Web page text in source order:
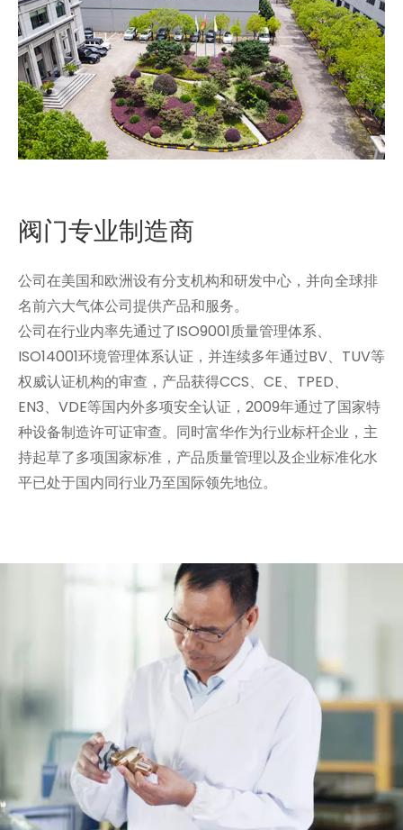
阀门专业制造商
公司在美国和欧洲设有分支机构和研发中心，并向全球排
名前六大气体公司提供产品和服务。
公司在行业内率先通过了ISO9001质量管理体系、
ISO14001环境管理体系认证，并连续多年通过BV、TUV等
权威认证机构的审查，产品获得CCS、CE、TPED、
EN3、VDE等国内外多项安全认证，2009年通过了国家特
种设备制造许可证审查。同时富华作为行业标杆企业，主
持起草了多项国家标准，产品质量管理以及企业标准化水
平已处于国内同行业乃至国际领先地位。